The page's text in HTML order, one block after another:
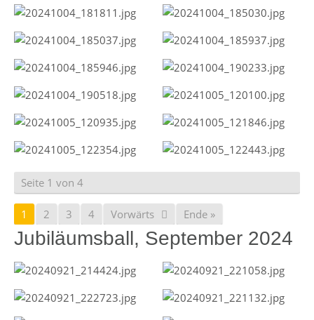
Seite 1 von 4
1 2 3 4 Vorwärts Ende »
Jubiläumsball, September 2024